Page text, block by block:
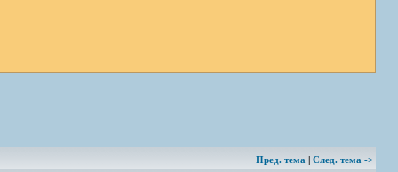
Пред. тема | След. тема ->